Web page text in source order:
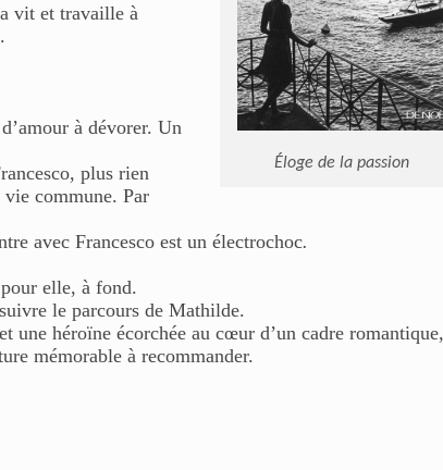
Éloge de la passion
vit et travaille à
à dévorer. Un
plus rien
commune. Par
avec Francesco est un électrochoc.
elle, à fond.
le parcours de Mathilde.
une héroïne écorchée au cœur d’un cadre romantique,
mémorable à recommander.